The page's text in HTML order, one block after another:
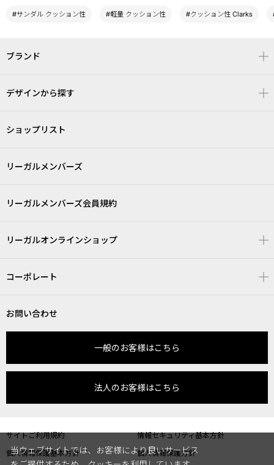
#サンダル クッション性 #軽量 クッション性 #クッション性 Clarks
ブランド
デザインから探す
ショップリスト
リーガルメンバーズ
リーガルメンバーズ会員規約
リーガルオンラインショップ
コーポレート
お問い合わせ
一般のお客様はこちら
法人のお客様はこちら
サイトご利用規約
情報セキュリティ基本方針
個人情報保護基本方針
個人情報保護方針
当ウェブサイトでは、お客様により良いサービス